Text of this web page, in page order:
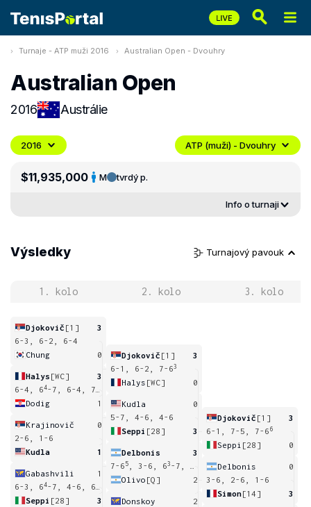
Turnaje - ATP muži 2016 Australian Open - Dvouhry
Australian Open
2016 Austrálie
2016 ATP (muži) - Dvouhry
$11,935,000 M tvrdý p.
Info o turnaji
Výsledky Turnajový pavouk
1. kolo 2. kolo 3. kolo
Djokovič [1]
3
6-3, 6-2, 6-4
Chung
0
Halys [WC]
3
6-4, 64-7, 6-4, 7-5
Dodig
1
Krajinovič
0
2-6, 1-6
Kudla
1
Gabashvili
1
6-3, 64-7, 4-6, 6
Seppi [28] 3
Djokovič [1]
3
6-1, 6-2, 7-63
Halys [WC] 0
Kudla
0
5-7, 4-6, 4-6
Seppi [28] 3
Delbonis
3
7-6 5 , 3-6, 63 -7, 7-5, 6-2
Olivo [Q] 2
Donskoy
2
Djokovič [1]
3
6-1, 7-5, 7-6 6
Seppi [28] 0
Delbonis
0
3-6, 2-6, 1-6
Simon[14] 3